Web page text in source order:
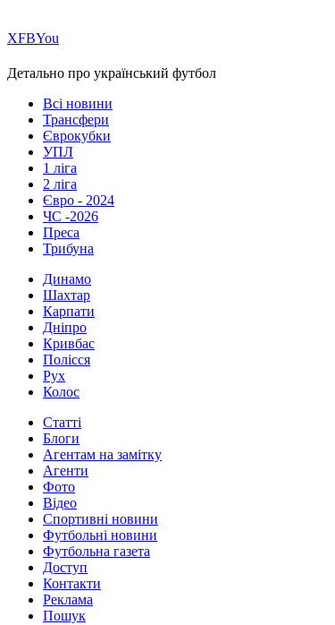
ХFBYou
Детально про український футбол
Всі новини
Трансфери
Єврокубки
УПЛ
1 ліга
2 ліга
Євро - 2024
ЧС -2026
Преса
Трибуна
Динамо
Шахтар
Карпати
Дніпро
Кривбас
Полісся
Рух
Колос
Статті
Блоги
Агентам на замітку
Агенти
Фото
Відео
Спортивні новини
Футбольні новини
Футбольна газета
Доступ
Контакти
Реклама
Пошук